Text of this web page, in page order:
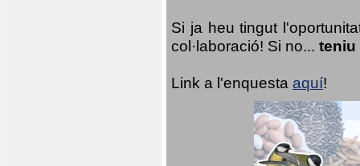
Si ja heu tingut
col·laboració! Si no... teniu
Link a l'enquesta aquí!